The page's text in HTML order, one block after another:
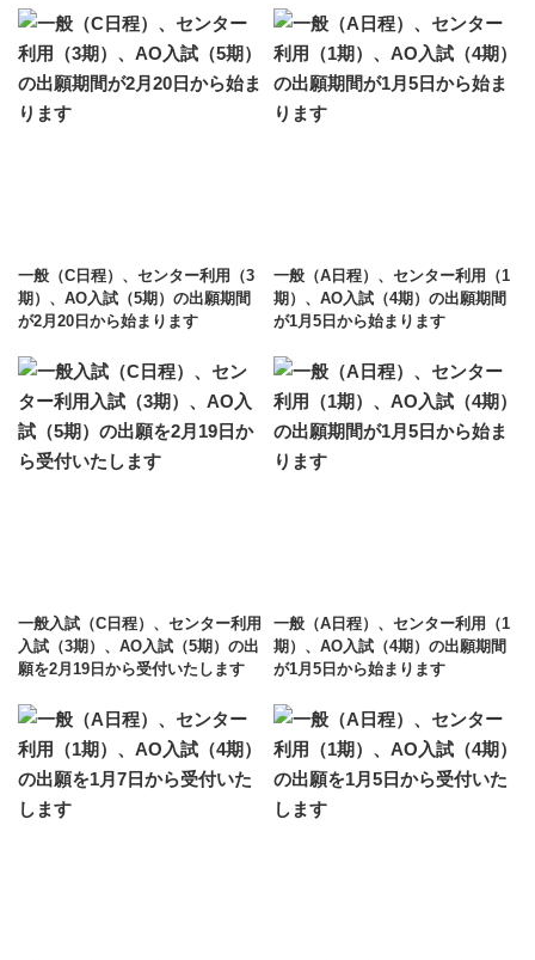
一般（C日程）、センター利用（3
期）、AO入試（5期）の出願期間
が2月20日から始まります
一般（A日程）、センター利用（1
期）、AO入試（4期）の出願期間
が1月5日から始まります
一般入試（C日程）、センター利用
入試（3期）、AO入試（5期）の出
願を2月19日から受付いたします
一般（A日程）、センター利用（1
期）、AO入試（4期）の出願期間
が1月5日から始まります